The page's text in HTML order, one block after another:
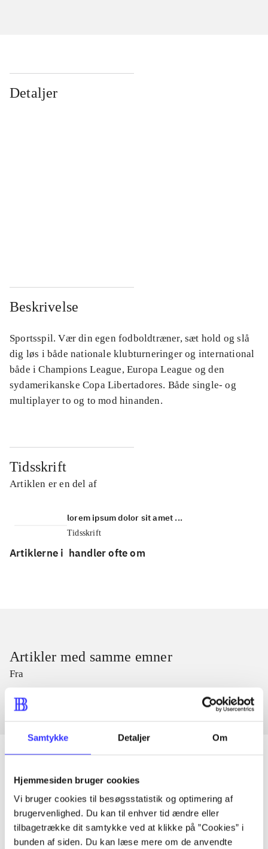
Samtykke Detaljer Om
Hjemmesiden bruger cookies
Vi bruger cookies til besøgsstatistik og optimering af
brugervenlighed. Du kan til enhver tid ændre eller
tilbagetrække dit samtykke ved at klikke på ”Cookies” i
bunden af siden. Du kan læse mere om de anvendte
Detaljer
Beskrivelse
Sportsspil. Vær din egen fodboldtræner, sæt hold og slå
dig løs i både nationale klubturneringer og international
både i Champions League, Europa League og den
sydamerikanske Copa Libertadores. Både single- og
multiplayer to og to mod hinanden.
Tidsskrift
Artiklen er en del af
lorem ipsum dolor sit amet ...
Tidsskrift
Artiklerne i handler ofte om
Artikler med samme emner
Fra
Artikler
Alle registrerede artikler fordelt på udgivelser
...